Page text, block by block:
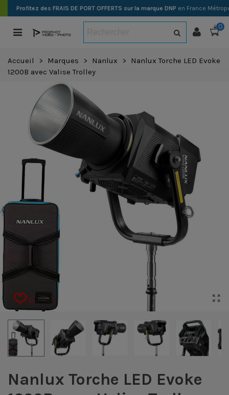
Profitez des FRAIS DE PORT OFFERTS sur la marque DNP en France
0
Accueil > Marques > Nanlux >
Nanlux Torche LED Evoke
1200B avec Valise Trolley
0
Nanlux Torche LED Evoke